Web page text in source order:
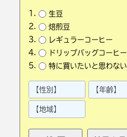
生豆
焙煎豆
レギュラーコーヒー
ドリップバッグコーヒー
特に買いたいと思わない